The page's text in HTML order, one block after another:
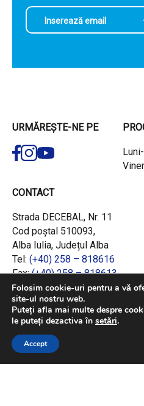
URMĂREȘTE-NE PE
CONTACT
Strada DECEBAL, Nr. 11
Cod poștal 510093,
Alba Iulia, Județul Alba
Tel: (+40) 258 – 818616
Fax:(+40) 258 – 818613
Email:office@adrcentru.ro
LINK-URI RAPIDE
Consiliul European
Jurnalul Oficial al Uniunii
Folosim cookie-uri pentru a vă
site-ul nostru web.
Puteți afla mai multe despre
le puteți dezactiva în setări.
Accept